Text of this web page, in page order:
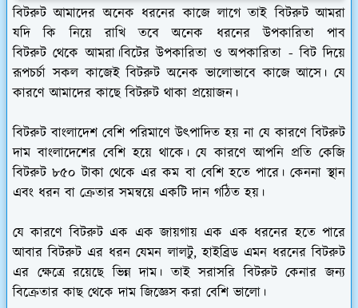
বিটরুট আমাদের অনেক ধরনের কাজে লাগে তাই বিটরুট আমরা
যদি কি নিয়ে রাখি তবে অনেক ধরনের উপকারিতা পাব
বিটরুট থেকে আমরা।বিটের উপকারিতা ও অপকারিতা - বিট দিয়ে
রূপচর্চা সকল কাজেই বিটরুট অনেক ভালোভাবে কাজে আসে। যে
কারণে আমাদের কাছে বিটরুট থাকা প্রয়োজন।
বিটরুট বাংলাদেশ বেশি পরিমাণে উৎপাদিত হয় না যে কারণে বিটরুট
দাম বাংলাদেশের বেশি হয়ে থাকে। যে কারণে আপনি প্রতি কেজি
বিটরুট ৮৫০ টাকা থেকে এর কম বা বেশি হতে পারে। কেননা স্থান
এবং ধরন বা ক্রেতার সমন্বয়ে একটি দান গঠিত হয়।
যে কারণে বিটরুট এক এক জায়গায় এক এক ধরনের হতে পারে
আবার বিটরুট এর ধরন যেমন লালটু, হাইব্রিড এমন ধরনের বিটরুট
এর ক্ষেত্রে রয়েছে ভিন্ন দাম। তাই সরাসরি বিটরুট কেনার জন্য
বিক্রেতার কাছ থেকে দাম জিজ্ঞেস করা বেশি ভালো।